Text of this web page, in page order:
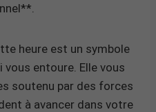
heure est un symbole
vous entoure. Elle vous
soutenu par des forces
à avancer dans votre